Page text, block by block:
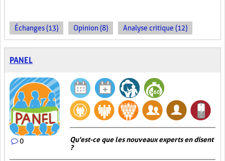
Échanges (13) Opinion (8) Analyse critique (12)
PANEL
0
Qu'est-ce que les nouveaux experts en disent
?